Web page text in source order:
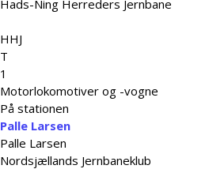
Hads-Ning Herreders Jernbane
HHJ
T
1
Motorlokomotiver og -vogne
På stationen
Palle Larsen
Palle Larsen
Nordsjællands Jernbaneklub